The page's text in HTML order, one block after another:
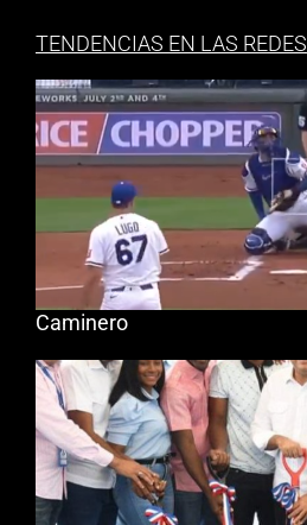
TENDENCIAS EN LAS REDES
Caminero